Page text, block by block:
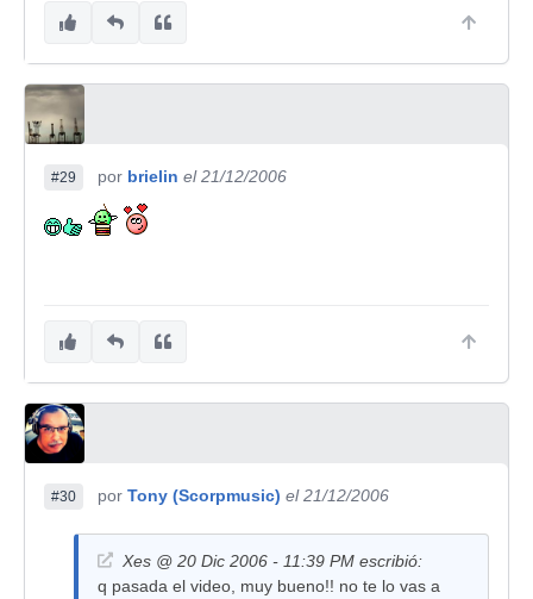
#29 por brielin el 21/12/2006
#30 por Tony (Scorpmusic) el 21/12/2006
Xes @ 20 Dic 2006 - 11:39 PM escribió:
q pasada el video, muy bueno!! no te lo vas a